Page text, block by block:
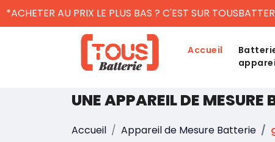
*ACHETER AU PRIX LE PLUS BAS ? C'EST SUR
Accueil
UNE APPAREIL DE MESURE
Accueil Appareil de Mesure Batterie